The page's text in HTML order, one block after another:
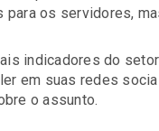
os servidores,
indicadores do
em suas redes
o assunto.